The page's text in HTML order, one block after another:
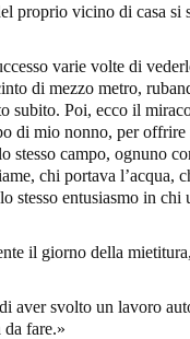
proprio vicino di casa si
varie volte di
di mezzo metro,
subito. Poi, ecco il
di mio nonno, per
campo, ognuno
chi portava l’acqua,
stesso entusiasmo in
il giorno della
aver svolto un lavoro
fare.»